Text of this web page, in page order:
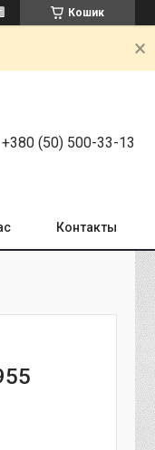
Кошик
+380 (50) 500-33-13
Контакты